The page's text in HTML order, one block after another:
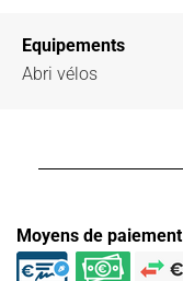
Equipements
Abri vélos
Moyens de paiement